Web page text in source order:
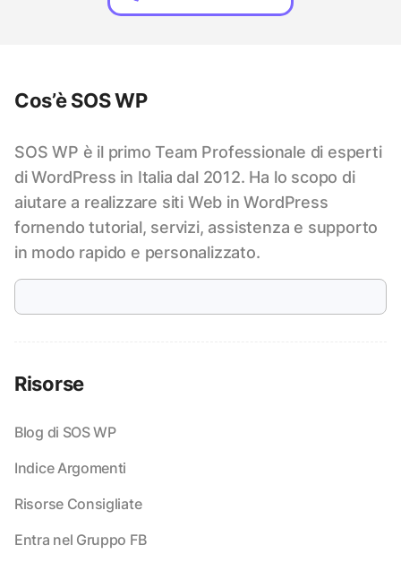
Cos’è SOS WP
SOS WP è il primo Team Professionale di esperti
di WordPress in Italia dal 2012. Ha lo scopo di
aiutare a realizzare siti Web in WordPress
fornendo tutorial, servizi, assistenza e supporto
in modo rapido e personalizzato.
Risorse
Blog di SOS WP
Indice Argomenti
Risorse Consigliate
Entra nel Gruppo FB